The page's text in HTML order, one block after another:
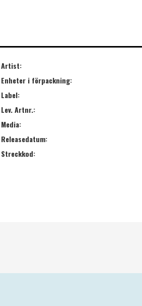
Artist:
Enheter i förpackning:
Label:
Lev. Artnr.:
Media:
Releasedatum:
Streckkod: